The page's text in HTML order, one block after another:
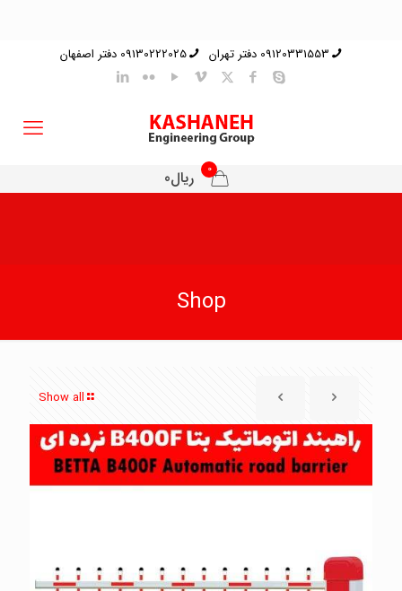
09120331553 دفتر تهران 09130222025 دفتر اصفهان
0 ریال0
Shop
Show all